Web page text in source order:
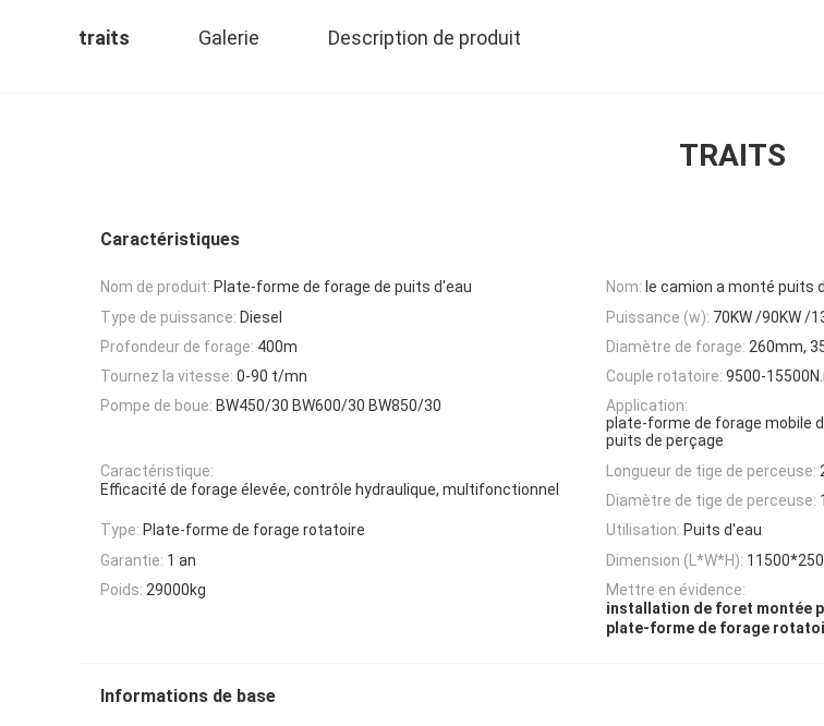
traits Galerie Description de produit
TRAITS
Caractéristiques
Nom de produit: Plate-forme de forage de puits d'eau Nom: le camion a monté puits
Type de puissance: Diesel Puissance (w): 70KW /90KW /
Profondeur de forage: 400m Diamètre de forage: 260mm,
Tournez la vitesse: 0-90 t/mn Couple rotatoire: 9500-
Pompe de boue: BW450/30 BW600/30 BW850/30
Application:
plate-forme de forage mobile
puits de perçage
Caractéristique:
Efficacité de forage élevée, contrôle hydraulique, multifonctionnel
Longueur de tige de perceuse:
Diamètre de tige de perceuse:
Type: Plate-forme de forage rotatoire Utilisation: Puits d'eau
Garantie: 1 an Dimension (L*W*H):
Poids: 29000kg
Mettre en évidence:
installation de foret montée
plate-forme de forage
Informations de base